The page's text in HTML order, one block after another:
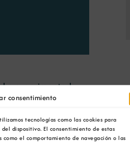
consentimiento
tecnologías como las cookies para
dispositivo. El consentimiento de estas
el comportamiento de navegación o las
experimentado un
amplio y
mayor nivel de
imprescindible la
o indirectamente